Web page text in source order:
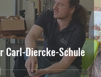
Carl-Diercke-Schule